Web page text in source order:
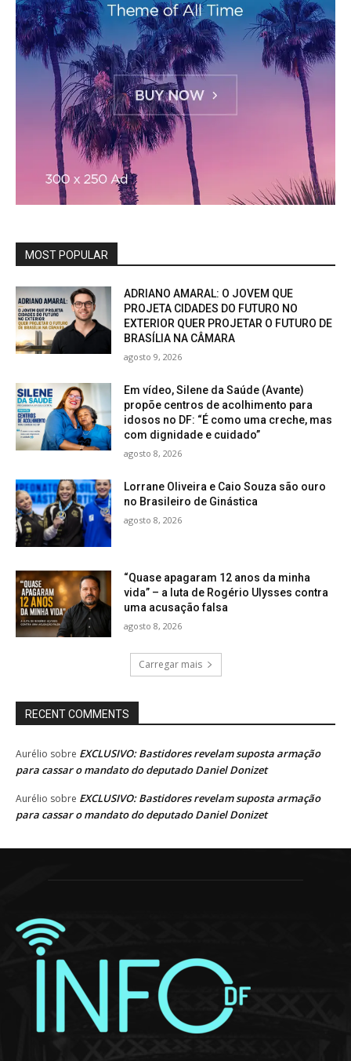
MOST POPULAR
ADRIANO AMARAL: O JOVEM QUE
PROJETA CIDADES DO FUTURO NO
EXTERIOR QUER PROJETAR O FUTURO DE
BRASÍLIA NA CÂMARA
agosto 9, 2026
Em vídeo, Silene da Saúde (Avante)
propõe centros de acolhimento para
idosos no DF: “É como uma creche, mas
com dignidade e cuidado”
agosto 8, 2026
Lorrane Oliveira e Caio Souza são ouro
no Brasileiro de Ginástica
agosto 8, 2026
“Quase apagaram 12 anos da minha
vida” – a luta de Rogério Ulysses contra
uma acusação falsa
agosto 8, 2026
Carregar mais
RECENT COMMENTS
Aurélio sobre EXCLUSIVO: Bastidores revelam suposta armação
para cassar o mandato do deputado Daniel Donizet
Aurélio sobre EXCLUSIVO: Bastidores revelam suposta armação
para cassar o mandato do deputado Daniel Donizet